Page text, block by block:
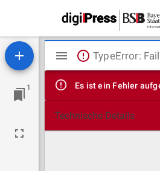
1
Mirador
Viewer
TypeError:
Es ist ein Fehler
Technische Details